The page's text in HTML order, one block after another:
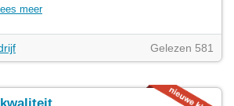
meer
Gelezen 581